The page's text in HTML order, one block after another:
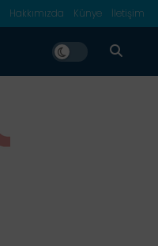
Hakkımızda Künye İletişim